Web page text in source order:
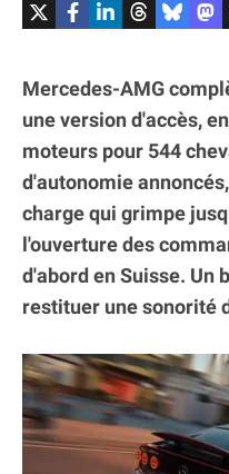
Mercedes-AMG
une version d'accès,
moteurs pour 544
d'autonomie
charge qui grimpe
l'ouverture des
d'abord en Suisse. Un
restituer une sonorité